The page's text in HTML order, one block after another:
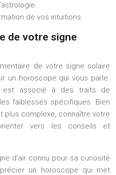
de vos intuitions.
de votre signe
de votre signe solaire
un horoscope qui vous parle.
est associé à des traits de
faiblesses spécifiques. Bien
plus complexe, connaître votre
vers les conseils et
d’air connu pour sa curiosité
un horoscope qui met